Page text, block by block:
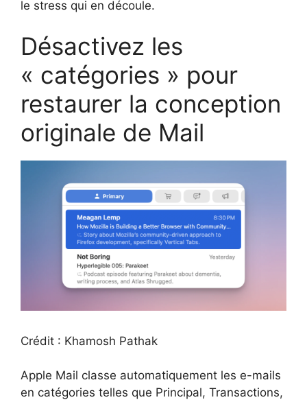
le stress qui en découle.
Désactivez les
« catégories » pour
restaurer la conception
originale de Mail
Crédit : Khamosh Pathak
Apple Mail classe automatiquement les e-mails
en catégories telles que Principal, Transactions,